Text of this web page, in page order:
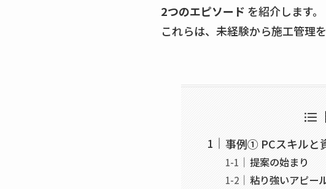
2つのエピソード を紹介します。
これらは、未経験から施工管理
事例① PCスキルと
提案の始まり
粘り強いアピー